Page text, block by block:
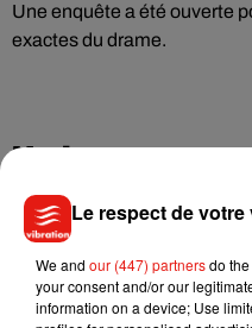
Une enquête a été ouverte
exactes du drame.
Musique
7 août 2026
dans
Le respect de
We and our (447) partnersdo
your consent and/or our
information on a device; Use